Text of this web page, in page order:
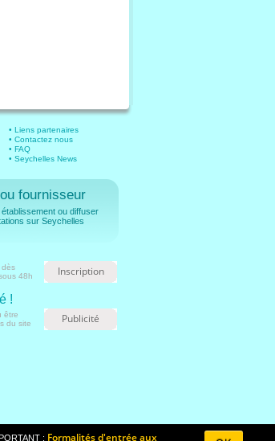
• Liens partenaires
• Contactez nous
• FAQ
• Seychelles News
fournisseur
ou diffuser
sur Seychelles
dès
48h
Inscription
!
être
du site
Publicité
: Formalités d'entrée aux